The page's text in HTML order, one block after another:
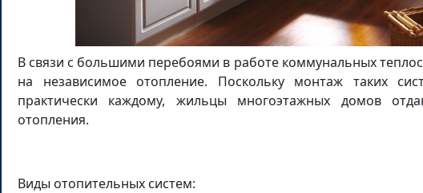
В связи с большими перебоями в работе коммунальных
на независимое отопление. Поскольку монтаж таких
практически каждому, жильцы многоэтажных домов
отопления.
Виды отопительных систем: